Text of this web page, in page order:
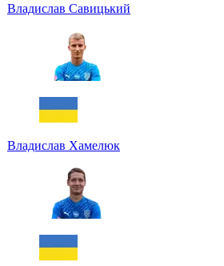
Владислав Савицький
Владислав Хамелюк